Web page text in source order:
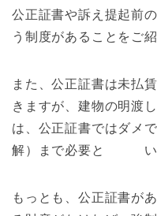
公正証書や訴え提起
う制度があることをご
また、公正証書は未払
きますが、建物の明渡
は、公正証書ではダメ
解）まで必要と いう
もっとも、公正証書が